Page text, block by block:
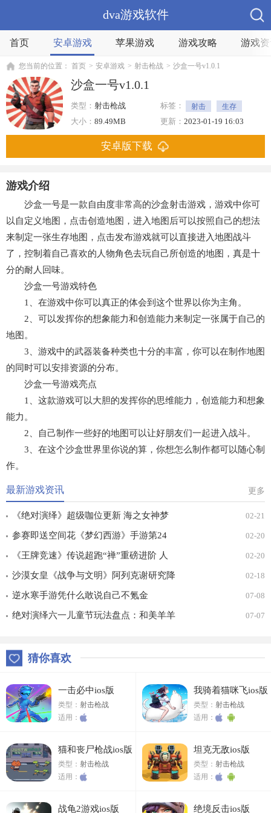
dva游戏软件
首页 安卓游戏 苹果游戏 游戏攻略 游戏
您当前的位置： 首页 > 安卓游戏 > 射击枪战 > 沙盒一号v1.0.1
沙盒一号v1.0.1
类型： 射击枪战 标签： 射击
生存
沙盒
大小： 89.49MB 更新： 2023-01-19 16:03
安卓版下载
游戏介绍
沙盒一号是一款自由度非常高的沙盒射击游戏，游戏中你可
以自定义地图，点击创造地图，进入地图后可以按照自己的想法
来制定一张生存地图，点击发布游戏就可以直接进入地图战斗
了，控制着自己喜欢的人物角色去玩自己所创造的地图，真是十
分的耐人回味。
沙盒一号游戏特色
1、在游戏中你可以真正的体会到这个世界以你为主角。
2、可以发挥你的想象能力和创造能力来制定一张属于自己的
地图。
3、游戏中的武器装备种类也十分的丰富，你可以在制作地图
的同时可以安排资源的分布。
沙盒一号游戏亮点
1、这款游戏可以大胆的发挥你的思维能力，创造能力和想象
能力。
2、自己制作一些好的地图可以让好朋友们一起进入战斗。
3、在这个沙盒世界里你说的算，你想怎么制作都可以随心制
作。
最新游戏资讯 更多
《绝对演绎》超级咖位更新 海之女神梦
幻时装免费拿！
02-21
参赛即送空间花《梦幻西游》手游第24
届X9联赛报名进行中！
02-20
《王牌竞速》传说超跑“禅”重磅进阶 人
车合一 竞速飞升！
02-20
沙漠女皇《战争与文明》阿列克谢研究降
价
02-18
逆水寒手游凭什么敢说自己不氪金 07-08
绝对演绎六一儿童节玩法盘点：和美羊羊 07-07
猜你喜欢
一击必中ios版
类型： 射击枪战
适用：
我骑着猫咪飞ios版
类型： 射击枪战
适用：
猫和丧尸枪战ios版
类型： 射击枪战
适用：
坦克无敌ios版
类型： 射击枪战
适用：
战龟2游戏ios版 绝境反击ios版